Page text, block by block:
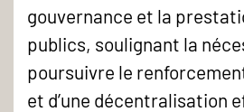
gouvernance et la
publics, soulignant la
poursuivre le
et d’une décentralisation